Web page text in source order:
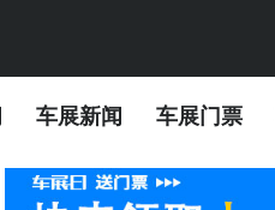
车展新闻 车展门票